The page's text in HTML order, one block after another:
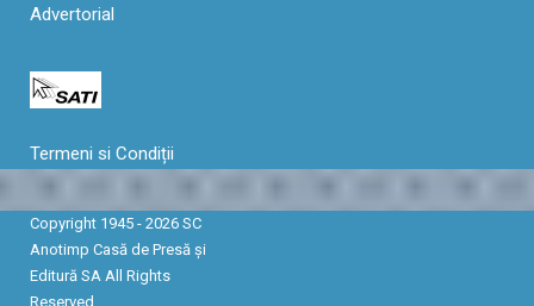
Advertorial
Termeni si Condiții
Copyright 1945 - 2026 SC
Anotimp Casă de Presă şi
Editură SA All Rights
Reserved